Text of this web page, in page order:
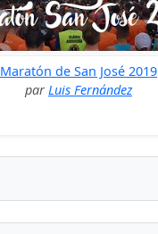
Maratón de San José 2019
par Luis Fernández